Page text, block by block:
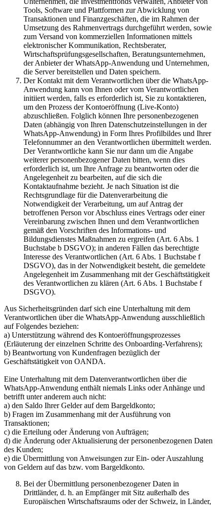
Tools, Software und Plattformen zur Abwicklung von
Transaktionen und Finanzgeschäften, die im Rahmen der
Umsetzung des Rahmenvertrags durchgeführt werden, sowie
zum Versand von kommerziellen Informationen mittels
elektronischer Kommunikation, Rechtsberater,
Wirtschaftsprüfungsgesellschaften, Beratungsunternehmen,
der Anbieter der WhatsApp-Anwendung und Unternehmen,
die Server bereitstellen und Daten speichern.
Der Kontakt mit dem Verantwortlichen über die WhatsApp-
Anwendung kann von Ihnen oder vom Verantwortlichen
initiiert werden, falls es erforderlich ist, Sie zu kontaktieren,
um den Prozess der Kontoeröffnung (Live-Konto)
abzuschließen. Folglich können Ihre personenbezogenen
Daten (abhängig von Ihren Datenschutzeinstellungen in der
WhatsApp-Anwendung) in Form Ihres Profilbildes und Ihrer
Telefonnummer an den Verantwortlichen übermittelt werden.
Der Verantwortliche kann Sie nur dann um die Angabe
weiterer personenbezogener Daten bitten, wenn dies
erforderlich ist, um Ihre Anfrage zu beantworten oder die
Angelegenheit zu bearbeiten, auf die sich die
Kontaktaufnahme bezieht. Je nach Situation ist die
Rechtsgrundlage für die Datenverarbeitung die
Notwendigkeit der Verarbeitung, um auf Antrag der
betroffenen Person vor Abschluss eines Vertrags oder einer
Vereinbarung zwischen Ihnen und dem Verantwortlichen
gemäß den Vorschriften des Informations- und
Bildungsdienstes Maßnahmen zu ergreifen (Art. 6 Abs. 1
Buchstabe b DSGVO); in anderen Fällen das berechtigte
Interesse des Verantwortlichen (Art. 6 Abs. 1 Buchstabe f
DSGVO), das in der Notwendigkeit besteht, die gemeldete
Angelegenheit im Zusammenhang mit der Geschäftstätigkeit
des Verantwortlichen zu klären (Art. 6 Abs. 1 Buchstabe f
DSGVO).
Aus Sicherheitsgründen darf sich eine Unterhaltung mit dem
Verantwortlichen über die WhatsApp-Anwendung ausschließlich
auf Folgendes beziehen:
a) Unterstützung während des Kontoeröffnungsprozesses
(Erläuterung der einzelnen Schritte des Onboarding-Verfahrens);
b) Beantwortung von Kundenfragen bezüglich der
Geschäftstätigkeit von OANDA.
Eine Unterhaltung mit dem Datenverantwortlichen über die
WhatsApp-Anwendung enthält niemals Links oder Anhänge und
betrifft unter anderem auch nicht:
a) den Saldo Ihrer Gelder auf dem Bargeldkonto;
b) Fragen im Zusammenhang mit der Ausführung von
Transaktionen;
c) die Erteilung oder Änderung von Aufträgen;
d) die Änderung oder Aktualisierung der personenbezogenen Daten
des Kunden;
e) die Übermittlung von Anweisungen zur Ein- oder Auszahlung
von Geldern auf das bzw. vom Bargeldkonto.
Bei der Übermittlung personenbezogener Daten in
Drittländer, d. h. an Empfänger mit Sitz außerhalb des
Europäischen Wirtschaftsraums oder der Schweiz, in Länder,